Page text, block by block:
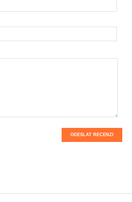
ODESLAT RECENZI